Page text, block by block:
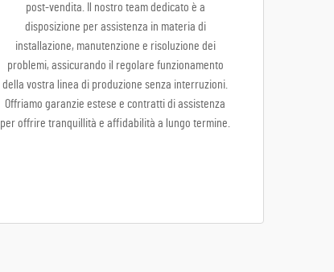
post-vendita. Il nostro team dedicato è a
disposizione per assistenza in materia di
installazione, manutenzione e risoluzione dei
problemi, assicurando il regolare funzionamento
della vostra linea di produzione senza interruzioni.
Offriamo garanzie estese e contratti di assistenza
per offrire tranquillità e affidabilità a lungo termine.